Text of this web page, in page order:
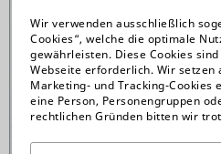
Wir verwenden ausschließlich
Cookies“, welche die optimale
gewährleisten. Diese Cookies
Webseite erforderlich. Wir setzen
Marketing- und Tracking-Cookies
eine Person, Personengruppen
rechtlichen Gründen bitten wir